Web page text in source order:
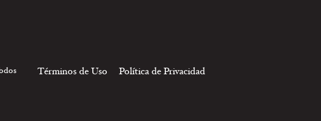
Términos de Uso Política de Privacidad